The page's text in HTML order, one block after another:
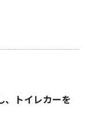
、トイレカーを